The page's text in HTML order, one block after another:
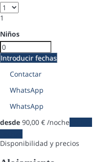
1
Niños
Introducir fechas
Contactar
WhatsApp
WhatsApp
desde 90,00 € /noche
Disponibilidad y precios